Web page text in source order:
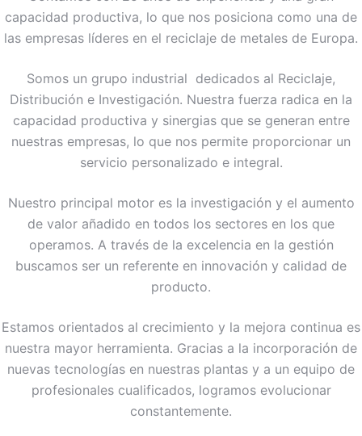
capacidad productiva, lo que nos posiciona como una de
las empresas líderes en el reciclaje de metales de Europa.
Somos un grupo industrial dedicados al Reciclaje,
Distribución e Investigación. Nuestra fuerza radica en la
capacidad productiva y sinergias que se generan entre
nuestras empresas, lo que nos permite proporcionar un
servicio personalizado e integral.
Nuestro principal motor es la investigación y el aumento
de valor añadido en todos los sectores en los que
operamos. A través de la excelencia en la gestión
buscamos ser un referente en innovación y calidad de
producto.
Estamos orientados al crecimiento y la mejora continua es
nuestra mayor herramienta. Gracias a la incorporación de
nuevas tecnologías en nuestras plantas y a un equipo de
profesionales cualificados, logramos evolucionar
constantemente.